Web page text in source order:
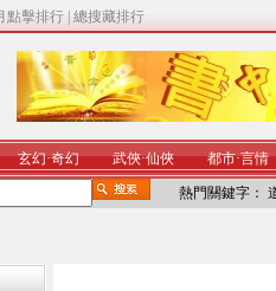
點擊排行 總搜藏排行
玄幻·奇幻 武俠·仙俠 都市·言情
熱門關鍵字：